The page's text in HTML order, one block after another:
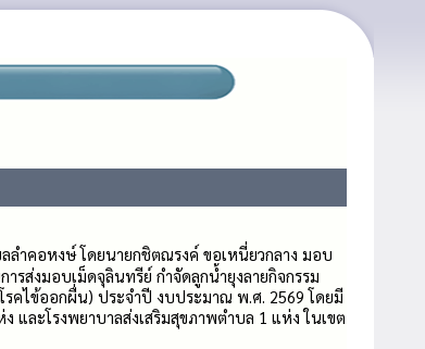
ำคอหงษ์ โดยนายกชิตณรงค์ ขอเหนี่ยวกลาง มอบ
รส่งมอบเม็ดจุลินทรีย์ กำจัดลูกน้ำยุงลายกิจกรรม
รคไข้ออกผื่น) ประจำปี งบประมาณ พ.ศ. 2569 โดยมี
และโรงพยาบาลส่งเสริมสุขภาพตำบล 1 แห่ง ในเขต